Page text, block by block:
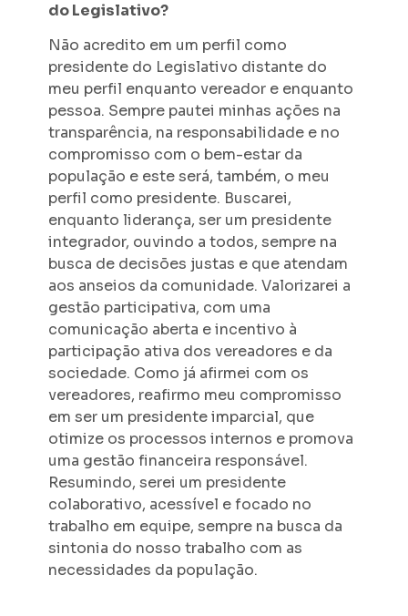
do Legislativo?
Não acredito em um perfil como
presidente do Legislativo distante do
meu perfil enquanto vereador e enquanto
pessoa. Sempre pautei minhas ações na
transparência, na responsabilidade e no
compromisso com o bem-estar da
população e este será, também, o meu
perfil como presidente. Buscarei,
enquanto liderança, ser um presidente
integrador, ouvindo a todos, sempre na
busca de decisões justas e que atendam
aos anseios da comunidade. Valorizarei a
gestão participativa, com uma
comunicação aberta e incentivo à
participação ativa dos vereadores e da
sociedade. Como já afirmei com os
vereadores, reafirmo meu compromisso
em ser um presidente imparcial, que
otimize os processos internos e promova
uma gestão financeira responsável.
Resumindo, serei um presidente
colaborativo, acessível e focado no
trabalho em equipe, sempre na busca da
sintonia do nosso trabalho com as
necessidades da população.